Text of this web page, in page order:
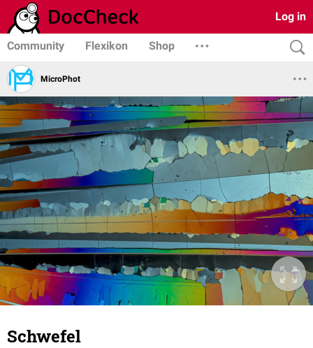
Log in
Community Flexikon Shop
MicroPhot
Schwefel